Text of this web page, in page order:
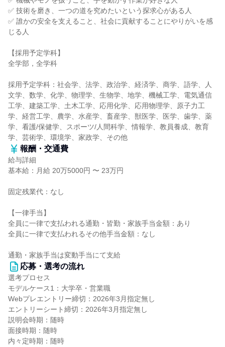
✅ 技術を磨き、一つの道を究めたいという探求心がある人
✅ 誰かの安全を支えること、社会に貢献することにやりがいを感
じる人
【採用予定学科】
全学部，全学科
採用予定学科：社会学、法学、政治学、経済学、商学、語学、人
文学、数学、化学、物理学、生物学、地学、機械工学、電気通信
工学、建築工学、土木工学、応用化学、応用物理学、原子力工
学、経営工学、農学、水産学、畜産学、獣医学、医学、歯学、薬
学、看護/保健学、スポーツ/人間科学、情報学、教員養成、教育
学、芸術学、環境学、家政学、その他
報酬・交通費
給与詳細
基本給：月給 20万5000円 〜 23万円
固定残業代：なし
【一律手当】
全員に一律で支払われる通勤・皆勤・家族手当金額：あり
全員に一律で支払われるその他手当金額：なし
通勤・家族手当は変動手当にて支給
応募・選考の流れ
選考プロセス
モデルケース1：大学卒・営業職
Webプレエントリー締切：2026年3月指定無し
エントリーシート締切：2026年3月指定無し
説明会時期：随時
面接時期：随時
内々定時期：随時